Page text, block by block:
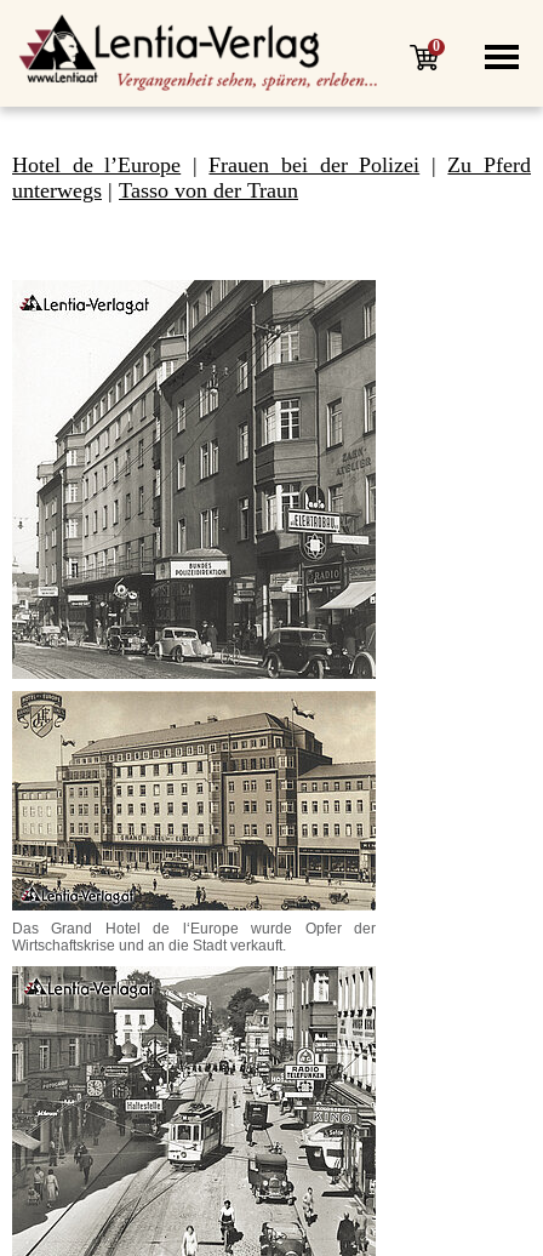
0
Hotel de l’Europe |Frauen bei der Polizei |Zu Pferd
unterwegs | Tasso von der Traun
Das Grand Hotel de l‘Europe wurde Opfer der
Wirtschaftskrise und an die Stadt verkauft.